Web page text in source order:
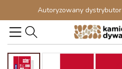
Autoryzowany dystrybutor